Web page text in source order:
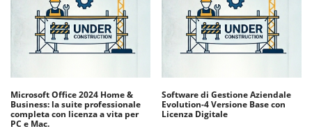
Microsoft Office 2024 Home &
Business: la suite professionale
completa con licenza a vita per
PC e Mac.
Software di Gestione Aziendale
Evolution-4 Versione Base con
Licenza Digitale